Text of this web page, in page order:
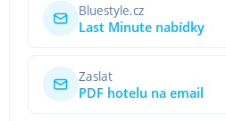
Bluestyle.cz
Last Minute nabídky
Zaslat
PDF hotelu na email